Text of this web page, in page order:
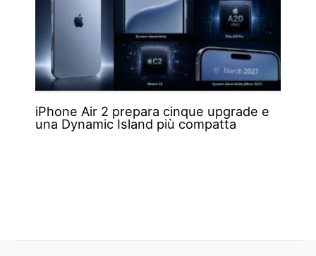
iPhone Air 2 prepara cinque upgrade e
una Dynamic Island più compatta